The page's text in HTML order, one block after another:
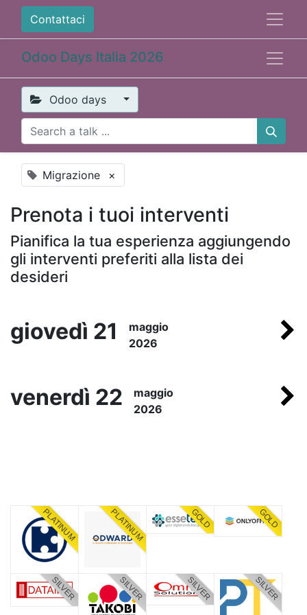
Contattaci
Odoo Days Italia 2026
Odoo days
Migrazione ×
Prenota i tuoi interventi
Pianifica la tua esperienza aggiungendo
gli interventi preferiti alla lista dei
desideri
giovedì 21
maggio
2026
venerdì 22
maggio
2026
PLATINUM PLATINUM GOLD GOLD
SILVER SILVER SILVER SILVER